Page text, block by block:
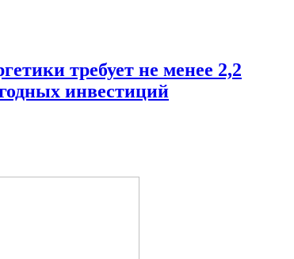
требует не менее 2,2
инвестиций